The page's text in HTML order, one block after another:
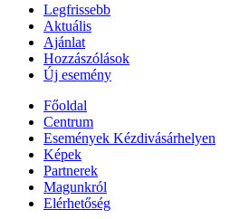
Legfrissebb
Aktuális
Ajánlat
Hozzászólások
Új esemény
Főoldal
Centrum
Események Kézdivásárhelyen
Képek
Partnerek
Magunkról
Elérhetőség